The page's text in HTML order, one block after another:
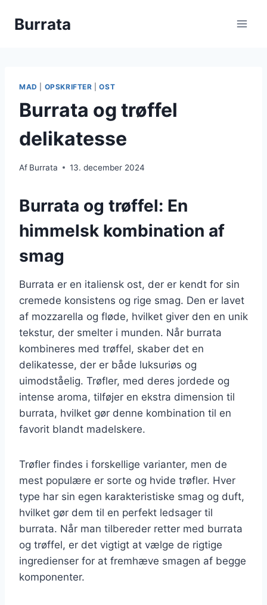
Burrata
MAD OPSKRIFTER |OST
Burrata og trøffel
delikatesse
Af Burrata 13. december 2024
Burrata og trøffel: En
himmelsk kombination af
smag
Burrata er en italiensk ost, der er kendt for sin
cremede konsistens og rige smag. Den er lavet
af mozzarella og fløde, hvilket giver den en unik
tekstur, der smelter i munden. Når burrata
kombineres med trøffel, skaber det en
delikatesse, der er både luksuriøs og
uimodståelig. Trøfler, med deres jordede og
intense aroma, tilføjer en ekstra dimension til
burrata, hvilket gør denne kombination til en
favorit blandt madelskere.
Trøfler findes i forskellige varianter, men de
mest populære er sorte og hvide trøfler. Hver
type har sin egen karakteristiske smag og duft,
hvilket gør dem til en perfekt ledsager til
burrata. Når man tilbereder retter med burrata
og trøffel, er det vigtigt at vælge de rigtige
ingredienser for at fremhæve smagen af begge
komponenter.